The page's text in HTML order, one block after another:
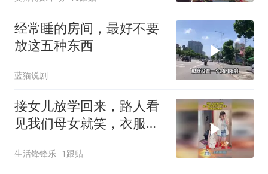
经常睡的房间，最好不要
放这五种东西
蓝猫说剧
接女儿放学回来，路人看
见我们母女就笑，衣服也
生活锋锋乐 1跟贴